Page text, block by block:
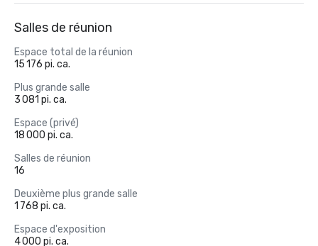
Salles de réunion
Espace total de la réunion
15 176 pi. ca.
Plus grande salle
3 081 pi. ca.
Espace (privé)
18 000 pi. ca.
Salles de réunion
16
Deuxième plus grande salle
1 768 pi. ca.
Espace d'exposition
4 000 pi. ca.